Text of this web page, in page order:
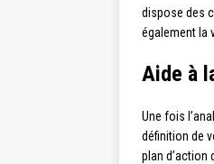
dispose des
également la
Aide à
Une fois
définition de
plan d’action